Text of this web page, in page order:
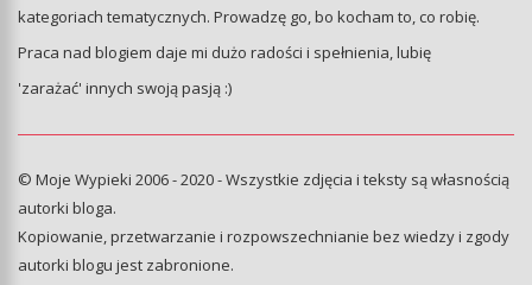
kategoriach tematycznych. Prowadzę go, bo kocham to, co robię.
Praca nad blogiem daje mi dużo radości i spełnienia, lubię
'zarażać' innych swoją pasją :)
© Moje Wypieki 2006 - 2020 - Wszystkie zdjęcia i teksty są własnością
autorki bloga.
Kopiowanie, przetwarzanie i rozpowszechnianie bez wiedzy i zgody
autorki blogu jest zabronione.